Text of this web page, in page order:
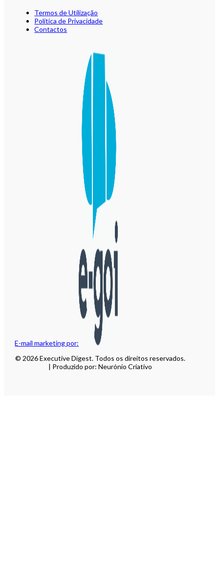
E-mail marketing por:
Termos de Utilização
Política de Privacidade
Contactos
© 2026 Executive Digest. Todos os direitos reservados.
| Produzido por: Neurónio Criativo